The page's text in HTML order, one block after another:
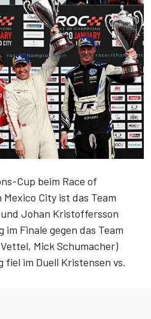
Cup beim Race of
Mexico City ist das Team
Johan Kristoffersson
Finale gegen das Team
Mick Schumacher)
im Duell Kristensen vs.